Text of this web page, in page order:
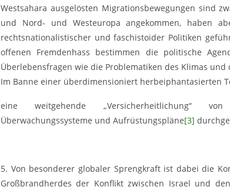
Westsahara ausgelösten Migrationsbewegungen sind
und Nord- und Westeuropa angekommen, haben
rechtsnationalistischer und faschistoider Politiken
offenen Fremdenhass bestimmen die politische
Überlebensfragen wie die Problematiken des Klimas
Im Banne einer überdimensioniert herbeiphantasierten
eine weitgehende „Versicherheitlichung“ von
Überwachungssysteme und Aufrüstungspläne[3]
5. Von besonderer globaler Sprengkraft ist dabei die
Großbrandherdes der Konflikt zwischen Israel und